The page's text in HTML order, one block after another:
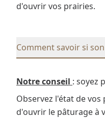
d'ouvrir vos prairies.
Comment savoir si
Notre conseil : soyez
Observez l'état de
d'ouvrir le pâturage à